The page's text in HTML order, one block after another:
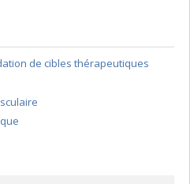
de cibles thérapeutiques